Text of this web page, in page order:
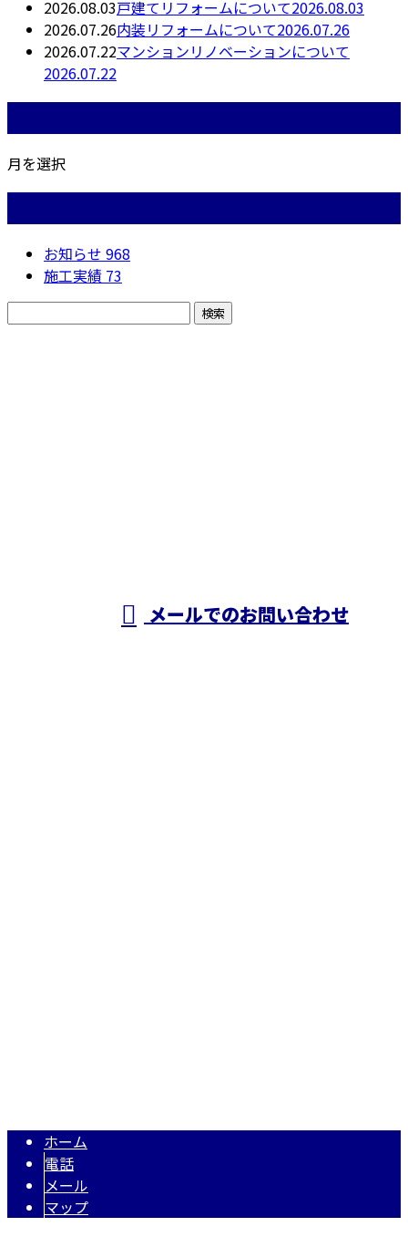
2026.08.03戸建てリフォームについて2026.08.03
2026.07.26内装リフォームについて2026.07.26
2026.07.22マンションリノベーションについて
2026.07.22
月を選択
お知らせ 968
施工実績 73
メールでのお問い合わせ
ホーム
電話
メール
マップ